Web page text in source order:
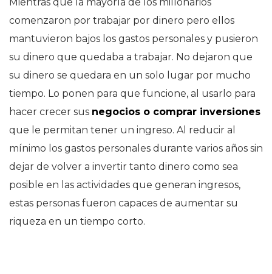
comenzaron por trabajar por dinero pero ellos
mantuvieron bajos los gastos personales y pusieron
su dinero que quedaba a trabajar. No dejaron que
su dinero se quedara en un solo lugar por mucho
tiempo. Lo ponen para que funcione, al usarlo para
hacer crecer sus negocios o comprar inversiones
que le permitan tener un ingreso. Al reducir al
mínimo los gastos personales durante varios años sin
dejar de volver a invertir tanto dinero como sea
posible en las actividades que generan ingresos,
estas personas fueron capaces de aumentar su
riqueza en un tiempo corto.